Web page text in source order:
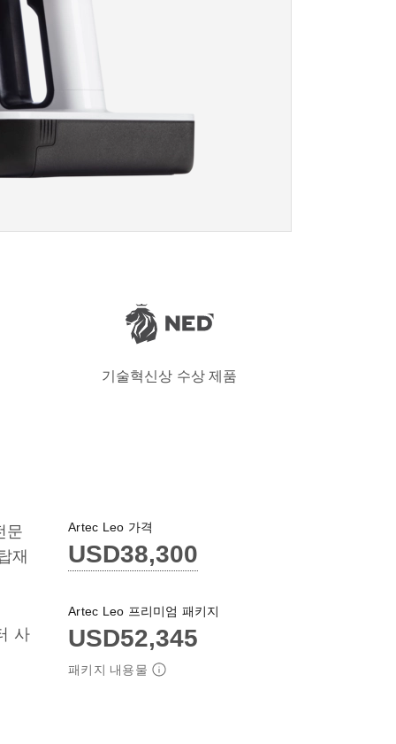
기술혁신상 수상 제품
문
재
사
Artec Leo 가격
USD38,300
Artec Leo 프리미엄 패키지
USD52,345
패키지 내용물